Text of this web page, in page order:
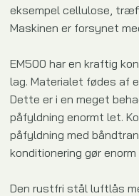
eksempel cellulose,
Maskinen er forsynet
EM500 har en kraftig
lag. Materialet fødes af
Dette er i en meget
påfyldning enormt let.
påfyldning med
konditionering gør
Den rustfri stål luftlås